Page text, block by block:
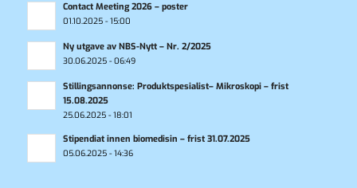
Contact Meeting 2026 – poster
01.10.2025 - 15:00
Ny utgave av NBS-Nytt – Nr. 2/2025
30.06.2025 - 06:49
Stillingsannonse: Produktspesialist– Mikroskopi – frist
15.08.2025
25.06.2025 - 18:01
Stipendiat innen biomedisin – frist 31.07.2025
05.06.2025 - 14:36